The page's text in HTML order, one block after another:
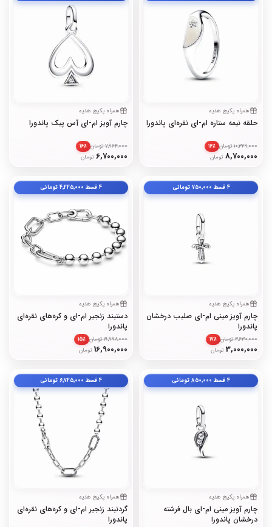
همراه پکیج هدیه
حلقه نیمه ستاره ام-ای نقره‌ای پاندورا
8,700,000 تومان
10,329,000 تومان ۱۶٪
همراه پکیج هدیه
چارم آویز ام-ای آس پیک پاندورا
6,700,000 تومان
7,964,000 تومان ۱۶٪
۴ قسط ۷۵۰٬۰۰۰ تومانی
همراه پکیج هدیه
چارم آویز مینی ام-ای صلیب درخشان
پاندورا
3,000,000 تومان
3,630,000 تومان ۱۷٪
۴ قسط ۴٬۲۲۵٬۰۰۰ تومانی
همراه پکیج هدیه
دستبند زنجیر ام-ای و کره‌های نقره‌ای
پاندورا
16,900,000 تومان
19,998,000 تومان ۱۵٪
۴ قسط ۸۵۰٬۰۰۰ تومانی
همراه پکیج هدیه
چارم آویز مینی ام-ای بال فرشته
درخشان پاندورا
۴ قسط ۶٬۷۲۵٬۰۰۰ تومانی
همراه پکیج هدیه
گردنبند زنجیر ام-ای و کره‌های نقره‌ای
پاندورا